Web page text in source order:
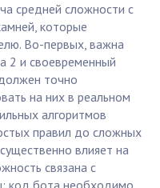
средней сложности с
которые
Во-первых, важна
2 и своевременный
точно
на них в реальном
алгоритмов
правил до сложных
влияет на
связана с